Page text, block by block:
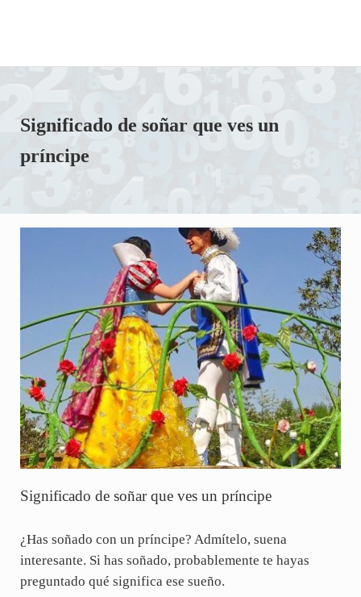
Significado de soñar que ves un
príncipe
Significado de soñar que ves un príncipe
¿Has soñado con un príncipe? Admítelo, suena
interesante. Si has soñado, probablemente te hayas
preguntado qué significa ese sueño.